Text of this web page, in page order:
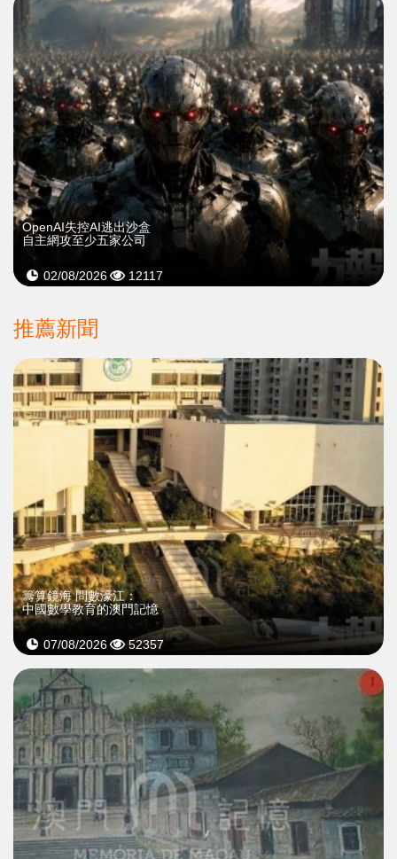
OpenAI失控AI逃出沙盒
自主網攻至少五家公司
02/08/2026 12117
推薦新聞
籌算鏡海 問數濠江：
中國數學教育的澳門記憶
07/08/2026 52357